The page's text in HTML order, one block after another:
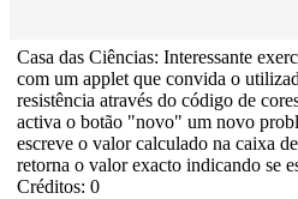
Casa das Ciências: Interessante
com um applet que convida o
resistência através do código de
activa o botão "novo" um novo
escreve o valor calculado na caixa
retorna o valor exacto indicando se
Créditos: 0